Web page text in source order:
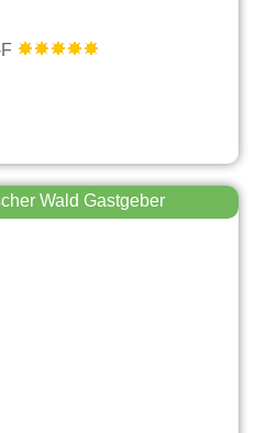
Wald Gastgeber